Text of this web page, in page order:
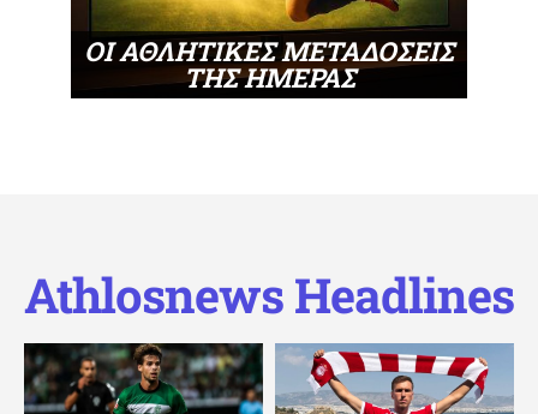
ΟΙ ΑΘΛΗΤΙΚΕΣ ΜΕΤΑΔΟΣΕΙΣ
ΤΗΣ ΗΜΕΡΑΣ
Athlosnews Headlines